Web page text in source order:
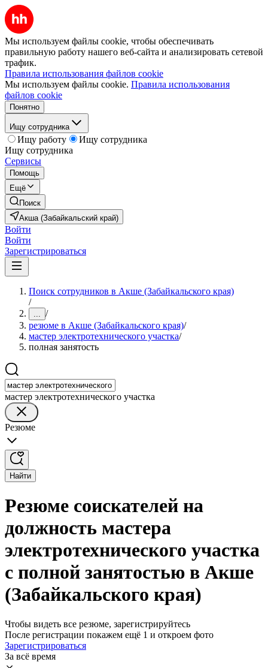
Мы используем файлы cookie, чтобы обеспечивать
правильную работу нашего веб-сайта и анализировать сетевой
трафик.
Правила использования файлов cookie
Мы используем файлы cookie. Правила использования
файлов cookie
Понятно
Ищу сотрудника
Ищу работу
Ищу сотрудника
Ищу сотрудника
Сервисы
Помощь
Ещё
Поиск
Акша (Забайкальский край)
Войти
Войти
Зарегистрироваться
Поиск сотрудников в Акше (Забайкальского края)
/
... /
резюме в Акше (Забайкальского края)/
мастер электротехнического участка/
полная занятость
мастер электротехнического участка
Резюме
Найти
Резюме соискателей на
должность мастера
электротехнического участка
с полной занятостью в Акше
(Забайкальского края)
Чтобы видеть все резюме, зарегистрируйтесь
После регистрации покажем ещё 1 и откроем фото
Зарегистрироваться
За всё время